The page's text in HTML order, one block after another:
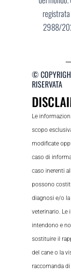
registrata
2988/
©
RISERVATA
Le
scopo
modificate
caso di
caso inerenti
possono
diagnosi e/o
veterinario. Le
intendono e
sostituire il
del cane o la
raccomanda